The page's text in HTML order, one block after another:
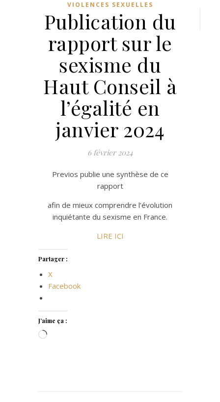
VIOLENCES SEXUELLES
Publication du
rapport sur le
sexisme du
Haut Conseil à
l’égalité en
janvier 2024
6 février 2024
Previos publie une synthèse de ce
rapport
afin de mieux comprendre l’évolution
inquiétante du sexisme en France.
LIRE ICI
Partager :
X
Facebook
J’aime ça :
Chargement…